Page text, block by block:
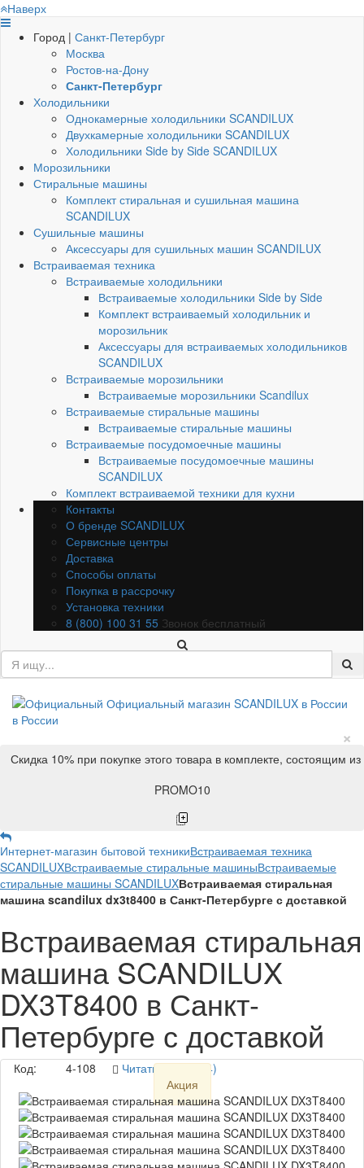
Наверх
Город | Санкт-Петербург
Москва
Ростов-на-Дону
Санкт-Петербург
Холодильники
Однокамерные холодильники SCANDILUX
Двухкамерные холодильники SCANDILUX
Холодильники Side by Side SCANDILUX
Морозильники
Стиральные машины
Комплект стиральная и сушильная машина
SCANDILUX
Сушильные машины
Аксессуары для сушильных машин SCANDILUX
Встраиваемая техника
Встраиваемые холодильники
Встраиваемые холодильники Side by Side
Комплект встраиваемый холодильник и
морозильник
Аксессуары для встраиваемых холодильников
SCANDILUX
Встраиваемые морозильники
Встраиваемые морозильники Scandilux
Встраиваемые стиральные машины
Встраиваемые стиральные машины
Встраиваемые посудомоечные машины
Встраиваемые посудомоечные машины
SCANDILUX
Комплект встраиваемой техники для кухни
Контакты
О бренде SCANDILUX
Сервисные центры
Доставка
Способы оплаты
Покупка в рассрочку
Установка техники
8 (800) 100 31 55 Звонок бесплатный
×
Скидка 10% при покупке этого товара в комплекте, состоящим
PROMO10
Интернет-магазин бытовой техникиВстраиваемая техника
SCANDILUXВстраиваемые стиральные машиныВстраиваемые
стиральные машины SCANDILUXВстраиваемая стиральная
машина scandilux dx3t8400 в Санкт-Петербурге с доставкой
Встраиваемая стиральная
машина SCANDILUX
DX3T8400 в Санкт-
Петербурге с доставкой
Код: 4-108
Читать отзывы (4)
Акция